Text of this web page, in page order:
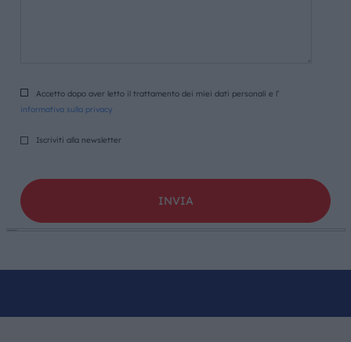
Accetto dopo aver letto il trattamento dei miei dati personali e l’
informativa sulla privacy
Iscriviti alla newsletter